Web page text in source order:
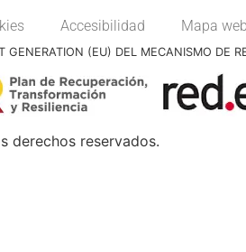
Accesibilidad Mapa web
(EU) DEL MECANISMO DE
derechos reservados.